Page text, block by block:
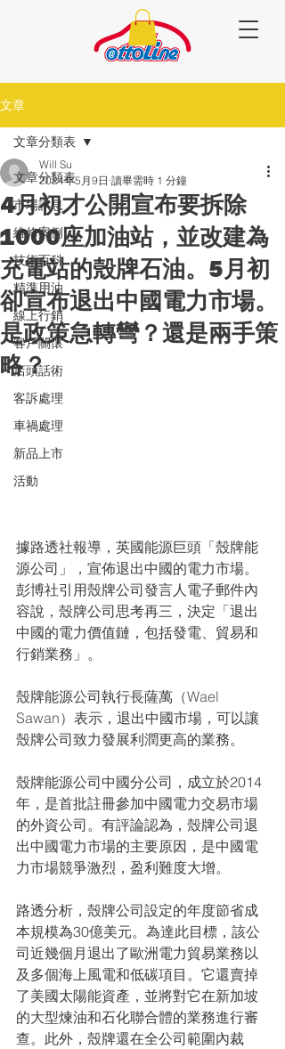
文章
文章分類表
市場訊息
維修案例
技術百科
精準用油
線上行銷
客戶關懷
店頭話術
客訴處理
車禍處理
新品上市
活動
文章分類表
4月初才公開宣布要拆除
1000座加油站，並改建為
充電站的殼牌石油。5月初
卻宣布退出中國電力市場。
是政策急轉彎？還是兩手策
略？
Will Su
2024年5月9日 讀畢需時 1 分鐘
據路透社報導，英國能源巨頭「殼牌能
源公司」，宣佈退出中國的電力市場。
彭博社引用殼牌公司發言人電子郵件內
容說，殼牌公司思考再三，決定「退出
中國的電力價值鏈，包括發電、貿易和
行銷業務」。
殼牌能源公司執行長薩萬 （Wael
Sawan） 表示，退出中國市場，可以讓
殼牌公司致力發展利潤更高的業務。
殼牌能源公司中國分公司，成立於2014
年，是首批註冊參加中國電力交易市場
的外資公司。有評論認為，殼牌公司退
出中國電力市場的主要原因，是中國電
力市場競爭激烈，盈利難度大增。
路透分析，殼牌公司設定的年度節省成
本規模為30億美元。為達此目標，該公
司近幾個月退出了歐洲電力貿易業務以
及多個海上風電和低碳項目。它還賣掉
了美國太陽能資產，並將對它在新加坡
的大型煉油和石化聯合體的業務進行審
查。此外，殼牌還在全公司範圍內裁